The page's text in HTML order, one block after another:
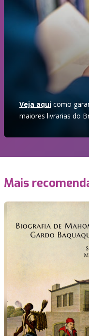
Veja aqui como
maiores livrarias do
Mais